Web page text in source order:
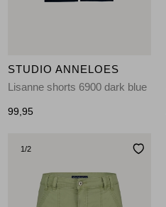
STUDIO ANNELOES
Lisanne shorts 6900 dark blue
99,95
1/2